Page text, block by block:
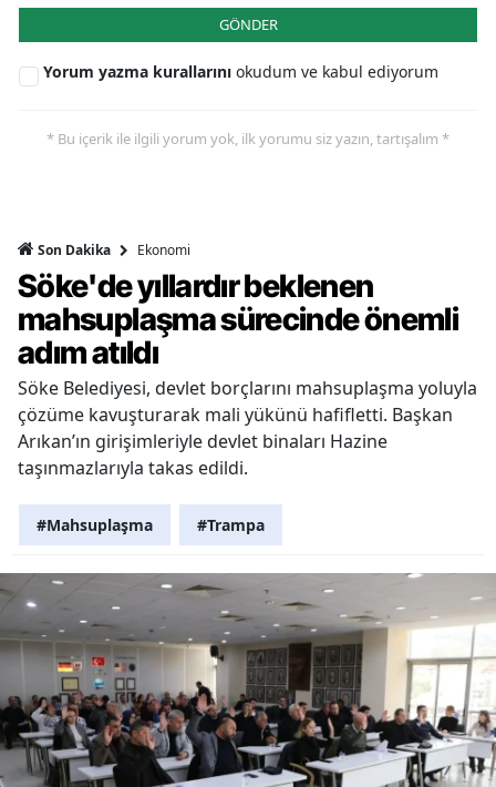
GÖNDER
Yorum yazma kurallarını okudum ve kabul ediyorum
* Bu içerik ile ilgili yorum yok, ilk yorumu siz yazın, tartışalım *
Son Dakika Ekonomi
Söke'de yıllardır beklenen
mahsuplaşma sürecinde önemli
adım atıldı
Söke Belediyesi, devlet borçlarını mahsuplaşma yoluyla
çözüme kavuşturarak mali yükünü hafifletti. Başkan
Arıkan’ın girişimleriyle devlet binaları Hazine
taşınmazlarıyla takas edildi.
#Mahsuplaşma #Trampa